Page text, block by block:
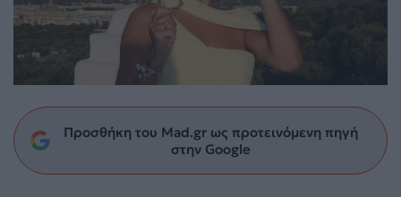
Προσθήκη του Mad.gr ως προτεινόμενη πηγή
στην Google